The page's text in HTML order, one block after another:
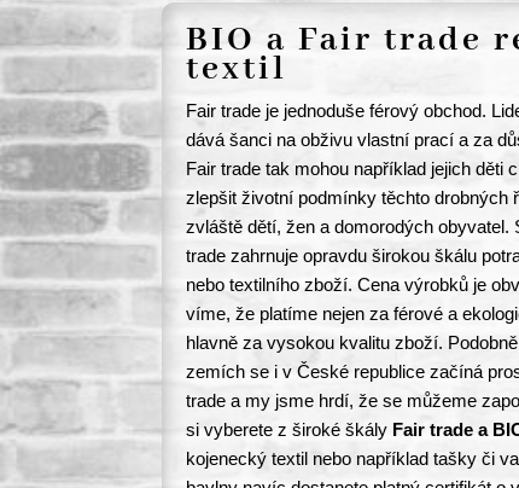
BIO a Fair trade
textil
Fair trade je jednoduše férový obchod.
dává šanci na obživu vlastní prací a za
Fair trade tak mohou například jejich děti
zlepšit životní podmínky těchto drobných
zvláště dětí, žen a domorodých obyvatel.
trade zahrnuje opravdu širokou škálu
nebo textilního zboží. Cena výrobků je
víme, že platíme nejen za férové a
hlavně za vysokou kvalitu zboží.
zemích se i v České republice začíná
trade a my jsme hrdí, že se můžeme
si vyberete z široké škály Fair trade a
kojenecký textil nebo například tašky či